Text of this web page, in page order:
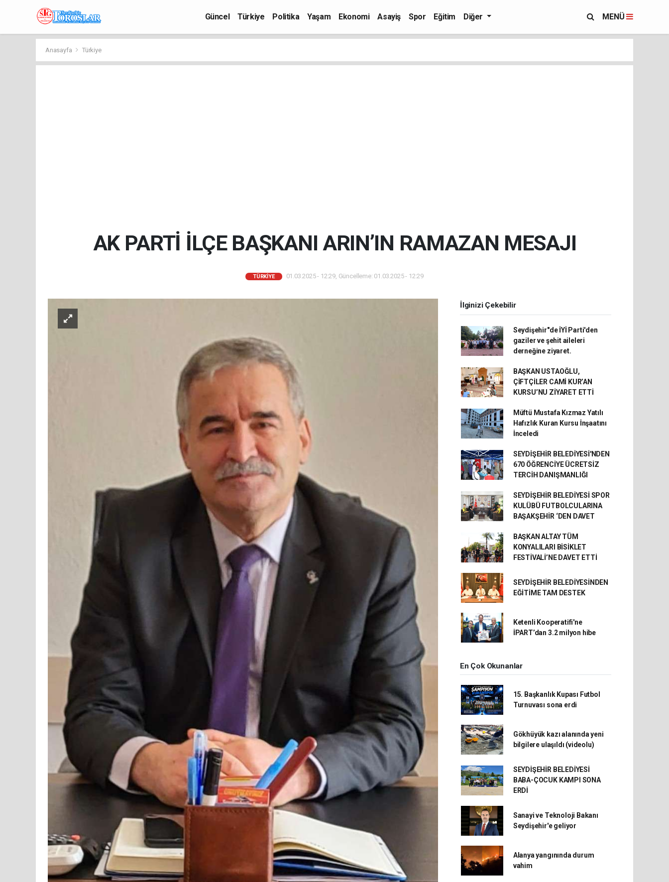
Güncel Türkiye Politika Yaşam Ekonomi Asayiş Spor Eğitim Diğer MENÜ
Anasayfa Türkiye
AK PARTİ İLÇE BAŞKANI ARIN’IN RAMAZAN MESAJI
TÜRKIYE 01.03.2025 - 12:29, Güncelleme: 01.03.2025 - 12:29
İlginizi Çekebilir
Seydişehir"de İYİ Parti'den
gaziler ve şehit aileleri
derneğine ziyaret.
BAŞKAN USTAOĞLU,
ÇİFTÇİLER CAMİ KUR’AN
KURSU’NU ZİYARET ETTİ
Müftü Mustafa Kızmaz Yatılı
Hafızlık Kuran Kursu İnşaatını
İnceledi
SEYDİŞEHİR BELEDİYESİ'NDEN
670 ÖĞRENCİYE ÜCRETSİZ
TERCİH DANIŞMANLIĞI
SEYDİŞEHİR BELEDİYESİ SPOR
KULÜBÜ FUTBOLCULARINA
BAŞAKŞEHİR ‘DEN DAVET
BAŞKAN ALTAY TÜM
KONYALILARI BİSİKLET
FESTİVALİ’NE DAVET ETTİ
SEYDİŞEHİR BELEDİYESİNDEN
EĞİTİME TAM DESTEK
Ketenli Kooperatifi'ne
İPART’dan 3.2 milyon hibe
En Çok Okunanlar
15. Başkanlık Kupası Futbol
Turnuvası sona erdi
Gökhüyük kazı alanında yeni
bilgilere ulaşıldı (videolu)
SEYDİŞEHİR BELEDİYESİ
BABA-ÇOCUK KAMPI SONA
ERDİ
Sanayi ve Teknoloji Bakanı
Seydişehir'e geliyor
Alanya yangınında durum
vahim